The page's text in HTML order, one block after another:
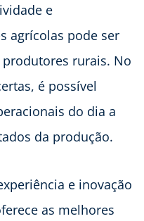
e
agrícolas pode ser
rurais. No
é possível
do dia a
da produção.
e inovação
as melhores